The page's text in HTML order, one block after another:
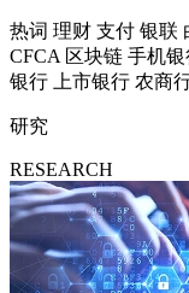
热词 理财 支付 银联
CFCA 区块链 手机银
银行
上市银行 农商
研究
RESEARCH